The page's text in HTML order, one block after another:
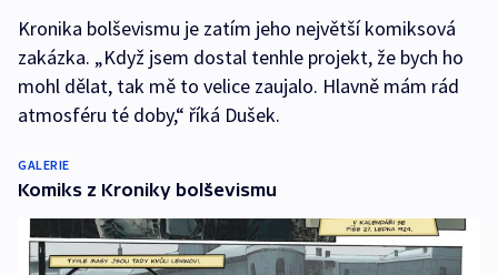
Kronika bolševismu je zatím jeho největší komiksová
zakázka. „Když jsem dostal tenhle projekt, že bych ho
mohl dělat, tak mě to velice zaujalo. Hlavně mám rád
atmosféru té doby,“ říká Dušek.
GALERIE
Komiks z Kroniky bolševismu